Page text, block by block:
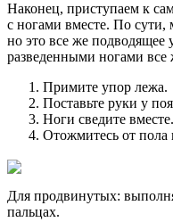
Наконец, приступаем к
с ногами вместе. По сути,
но это все же подводящее
разведенными ногами все
Примите упор лежа.
Поставьте руки у
Ноги сведите вместе.
Отожмитесь от пола
Для продвинутых:
пальцах.